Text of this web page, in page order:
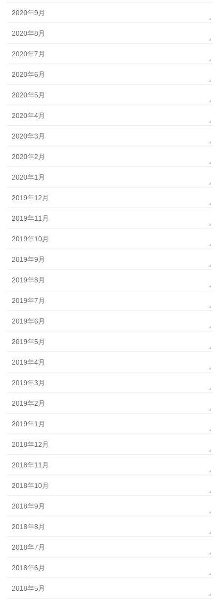
2020年9月
2020年8月
2020年7月
2020年6月
2020年5月
2020年4月
2020年3月
2020年2月
2020年1月
2019年12月
2019年11月
2019年10月
2019年9月
2019年8月
2019年7月
2019年6月
2019年5月
2019年4月
2019年3月
2019年2月
2019年1月
2018年12月
2018年11月
2018年10月
2018年9月
2018年8月
2018年7月
2018年6月
2018年5月